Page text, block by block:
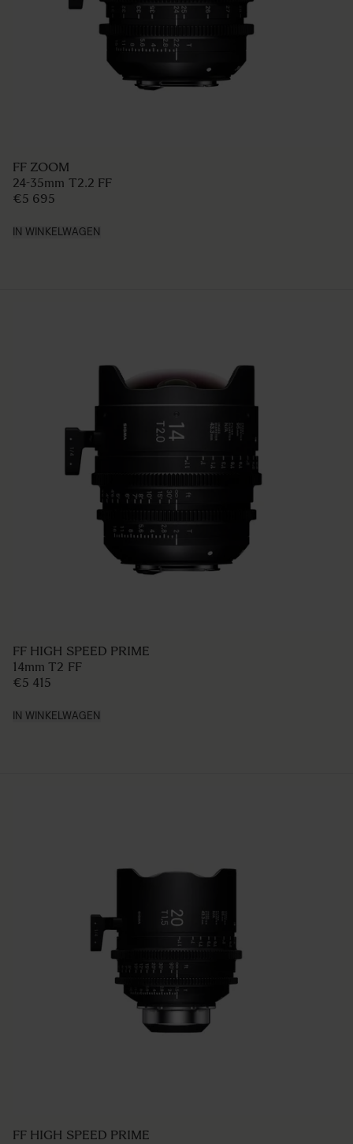
FF ZOOM
24-35mm T2.2 FF
€5 695
IN WINKELWAGEN
FF HIGH SPEED PRIME
14mm T2 FF
€5 415
IN WINKELWAGEN
FF HIGH SPEED PRIME